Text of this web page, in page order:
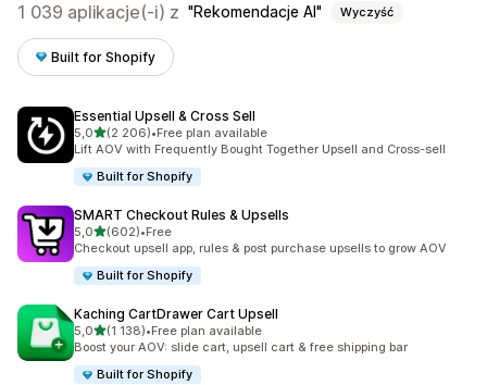
1 039 aplikacje(-i) z Rekomendacje AI Wyczyść
Built for Shopify
Essential Upsell & Cross Sell
5,0na 5 gwiazdek
(2 206)
Łączna liczba recenzji: 2206
•Free plan available
Lift AOV with Frequently Bought Together Upsell and Cross-sell
Built for Shopify
SMART Checkout Rules & Upsells
5,0na 5 gwiazdek
(602)
Łączna liczba recenzji: 602
•Free
Checkout upsell app, rules & post purchase upsells to grow AOV
Built for Shopify
Kaching CartDrawer Cart Upsell
5,0na 5 gwiazdek
(1 138)
Łączna liczba recenzji: 1138
•Free plan available
Boost your AOV: slide cart, upsell cart & free shipping bar
Built for Shopify